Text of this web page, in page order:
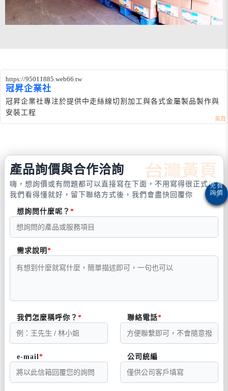
https://95011885.web66.tw
冠昇企業社
冠昇企業社專注於提供中走絲線切割加工與各式金屬製品製作與
安裝工程
產品詢價與合作洽詢
嗨，想詢價或有問題都可以直接寫在下面，不用寫得很正式，
我們看得懂就好，留下聯絡方式後，我們會盡快回覆你
想詢問什麼呢？
需求說明
我們怎麼稱呼你？ 聯絡電話
e-mail 公司統編